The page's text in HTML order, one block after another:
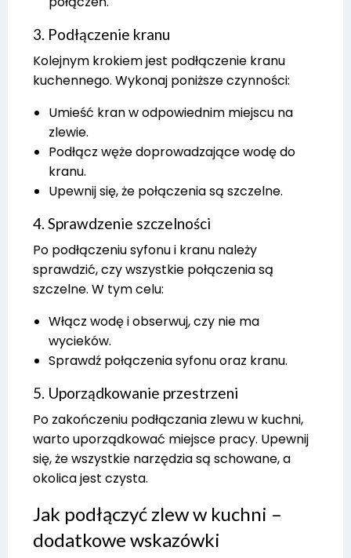
3. Podłączenie kranu
Kolejnym krokiem jest podłączenie kranu
kuchennego. Wykonaj poniższe czynności:
Umieść kran w odpowiednim miejscu na
zlewie.
Podłącz węże doprowadzające wodę do
kranu.
Upewnij się, że połączenia są szczelne.
4. Sprawdzenie szczelności
Po podłączeniu syfonu i kranu należy
sprawdzić, czy wszystkie połączenia są
szczelne. W tym celu:
Włącz wodę i obserwuj, czy nie ma
wycieków.
Sprawdź połączenia syfonu oraz kranu.
5. Uporządkowanie przestrzeni
Po zakończeniu podłączania zlewu w kuchni,
warto uporządkować miejsce pracy. Upewnij
się, że wszystkie narzędzia są schowane, a
okolica jest czysta.
Jak podłączyć zlew w kuchni –
dodatkowe wskazówki